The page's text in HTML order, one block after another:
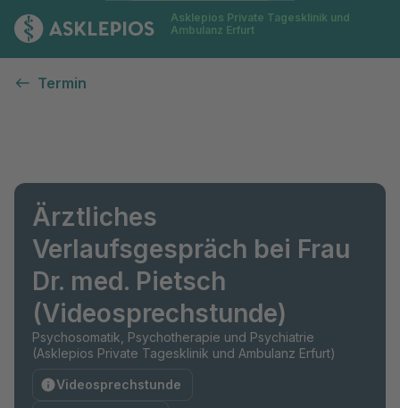
Zur Startseite
Asklepios Private Tagesklinik und
Ambulanz Erfurt
Termin
Ärztliches
Verlaufsgespräch bei Frau
Dr. med. Pietsch
(Videosprechstunde)
Psychosomatik, Psychotherapie und Psychiatrie
(Asklepios Private Tagesklinik und Ambulanz Erfurt)
Videosprechstunde